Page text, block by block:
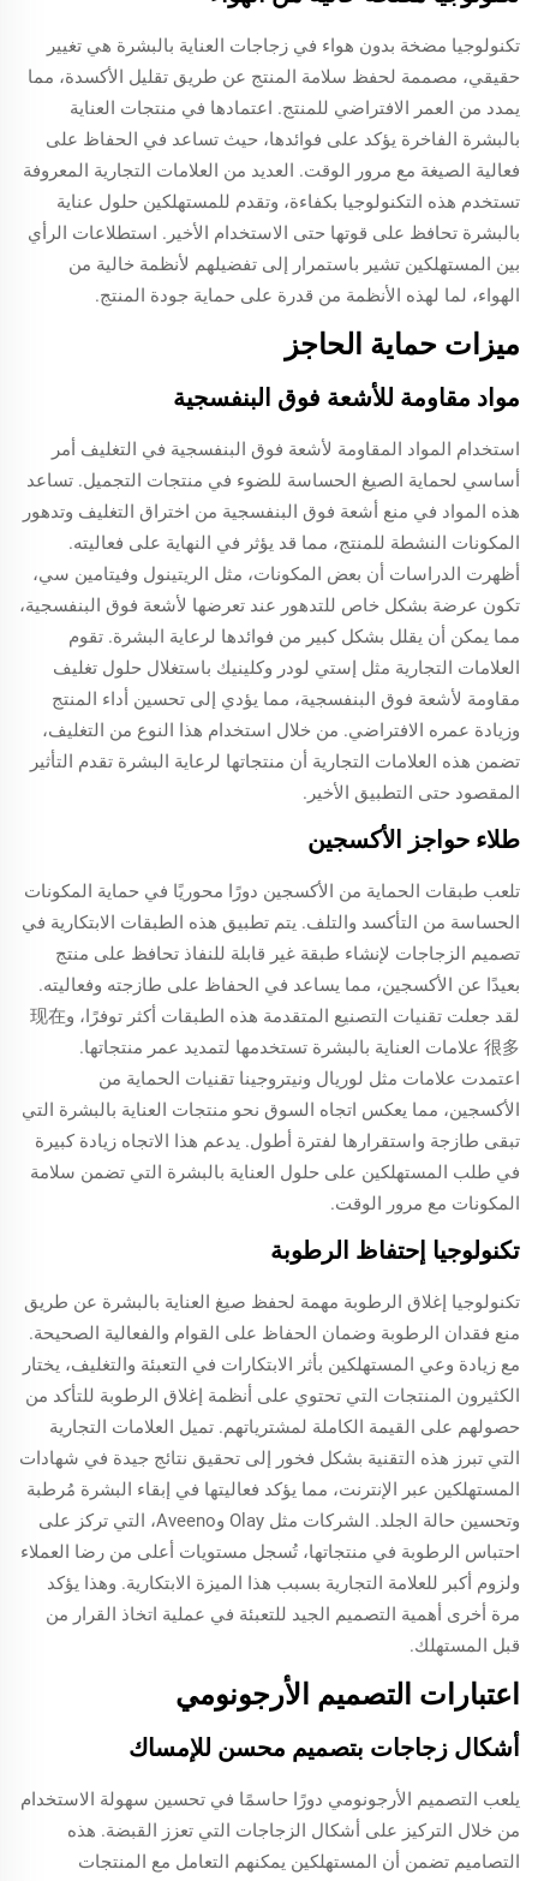
تكنولوجيا مضخة بدون هواء في زجاجات العناية بالبشرة هي تغيير
حقيقي، مصممة لحفظ سلامة المنتج عن طريق تقليل الأكسدة، مما
يمدد من العمر الافتراضي للمنتج. اعتمادها في منتجات العناية
بالبشرة الفاخرة يؤكد على فوائدها، حيث تساعد في الحفاظ على
فعالية الصيغة مع مرور الوقت. العديد من العلامات التجارية المعروفة
تستخدم هذه التكنولوجيا بكفاءة، وتقدم للمستهلكين حلول عناية
بالبشرة تحافظ على قوتها حتى الاستخدام الأخير. استطلاعات الرأي
بين المستهلكين تشير باستمرار إلى تفضيلهم لأنظمة خالية من
الهواء، لما لهذه الأنظمة من قدرة على حماية جودة المنتج.
ميزات حماية الحاجز
مواد مقاومة للأشعة فوق البنفسجية
استخدام المواد المقاومة لأشعة فوق البنفسجية في التغليف أمر
أساسي لحماية الصيغ الحساسة للضوء في منتجات التجميل. تساعد
هذه المواد في منع أشعة فوق البنفسجية من اختراق التغليف وتدهور
المكونات النشطة للمنتج، مما قد يؤثر في النهاية على فعاليته.
أظهرت الدراسات أن بعض المكونات، مثل الريتينول وفيتامين سي،
تكون عرضة بشكل خاص للتدهور عند تعرضها لأشعة فوق البنفسجية،
مما يمكن أن يقلل بشكل كبير من فوائدها لرعاية البشرة. تقوم
العلامات التجارية مثل إستي لودر وكلينيك باستغلال حلول تغليف
مقاومة لأشعة فوق البنفسجية، مما يؤدي إلى تحسين أداء المنتج
وزيادة عمره الافتراضي. من خلال استخدام هذا النوع من التغليف،
تضمن هذه العلامات التجارية أن منتجاتها لرعاية البشرة تقدم التأثير
المقصود حتى التطبيق الأخير.
طلاء حواجز الأكسجين
تلعب طبقات الحماية من الأكسجين دورًا محوريًا في حماية المكونات
الحساسة من التأكسد والتلف. يتم تطبيق هذه الطبقات الابتكارية في
تصميم الزجاجات لإنشاء طبقة غير قابلة للنفاذ تحافظ على منتج
بعيدًا عن الأكسجين، مما يساعد في الحفاظ على طازجته وفعاليته.
لقد جعلت تقنيات التصنيع المتقدمة هذه الطبقات أكثر توفرًا، و现在
很多 علامات العناية بالبشرة تستخدمها لتمديد عمر منتجاتها.
اعتمدت علامات مثل لوريال ونيتروجينا تقنيات الحماية من
الأكسجين، مما يعكس اتجاه السوق نحو منتجات العناية بالبشرة التي
تبقى طازجة واستقرارها لفترة أطول. يدعم هذا الاتجاه زيادة كبيرة
في طلب المستهلكين على حلول العناية بالبشرة التي تضمن سلامة
المكونات مع مرور الوقت.
تكنولوجيا إحتفاظ الرطوبة
تكنولوجيا إغلاق الرطوبة مهمة لحفظ صيغ العناية بالبشرة عن طريق
منع فقدان الرطوبة وضمان الحفاظ على القوام والفعالية الصحيحة.
مع زيادة وعي المستهلكين بأثر الابتكارات في التعبئة والتغليف، يختار
الكثيرون المنتجات التي تحتوي على أنظمة إغلاق الرطوبة للتأكد من
حصولهم على القيمة الكاملة لمشترياتهم. تميل العلامات التجارية
التي تبرز هذه التقنية بشكل فخور إلى تحقيق نتائج جيدة في شهادات
المستهلكين عبر الإنترنت، مما يؤكد فعاليتها في إبقاء البشرة مُرطبة
وتحسين حالة الجلد. الشركات مثل Olay وAveeno، التي تركز على
احتباس الرطوبة في منتجاتها، تُسجل مستويات أعلى من رضا العملاء
ولزوم أكبر للعلامة التجارية بسبب هذا الميزة الابتكارية. وهذا يؤكد
مرة أخرى أهمية التصميم الجيد للتعبئة في عملية اتخاذ القرار من
قبل المستهلك.
اعتبارات التصميم الأرجونومي
أشكال زجاجات بتصميم محسن للإمساك
يلعب التصميم الأرجونومي دورًا حاسمًا في تحسين سهولة الاستخدام
من خلال التركيز على أشكال الزجاجات التي تعزز القبضة. هذه
التصاميم تضمن أن المستهلكين يمكنهم التعامل مع المنتجات